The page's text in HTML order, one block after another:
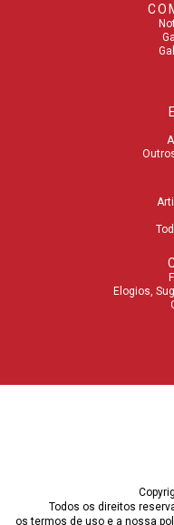
Elogios,
Todos os direitos
ostermos de uso e a nossa